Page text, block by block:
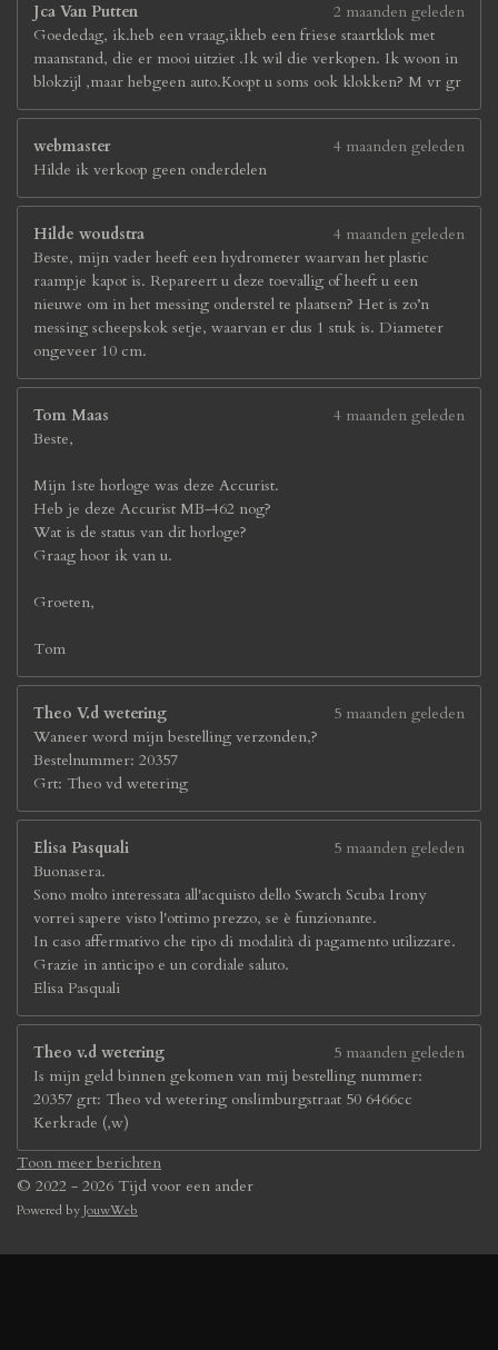
Jca Van Putten
2 maanden geleden
Goededag, ik.heb een vraag,ikheb een friese staartklok met
maanstand, die er mooi uitziet .Ik wil die verkopen. Ik woon in
blokzijl ,maar hebgeen auto.Koopt u soms ook klokken? M vr gr
webmaster
4 maanden geleden
Hilde ik verkoop geen onderdelen
Hilde woudstra
4 maanden geleden
Beste, mijn vader heeft een hydrometer waarvan het plastic
raampje kapot is. Repareert u deze toevallig of heeft u een
nieuwe om in het messing onderstel te plaatsen? Het is zo’n
messing scheepskok setje, waarvan er dus 1 stuk is. Diameter
ongeveer 10 cm.
Tom Maas
4 maanden geleden
Beste,
Mijn 1ste horloge was deze Accurist.
Heb je deze Accurist MB-462 nog?
Wat is de status van dit horloge?
Graag hoor ik van u.
Groeten,
Tom
Theo V.d wetering
5 maanden geleden
Waneer word mijn bestelling verzonden,?
Bestelnummer: 20357
Grt: Theo vd wetering
Elisa Pasquali
5 maanden geleden
Buonasera.
Sono molto interessata all'acquisto dello Swatch Scuba Irony
vorrei sapere visto l'ottimo prezzo, se è funzionante.
In caso affermativo che tipo di modalità di pagamento utilizzare.
Grazie in anticipo e un cordiale saluto.
Elisa Pasquali
Theo v.d wetering
5 maanden geleden
Is mijn geld binnen gekomen van mij bestelling nummer:
20357 grt: Theo vd wetering onslimburgstraat 50 6466cc
Kerkrade (,w)
Toon meer berichten
© 2022 - 2026 Tijd voor een ander
Powered byJouwWeb